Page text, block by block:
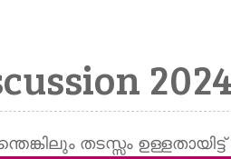
2024
തടസ്സം ഉള്ളതായിട്ട്